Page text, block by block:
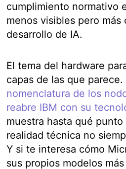
cumplimiento normativo
menos visibles pero más
desarrollo de IA.
El tema del hardware
capas de las que parece.
nomenclatura de los
reabre IBM con su
muestra hasta qué
realidad técnica no
Y si te interesa cómo
sus propios modelos